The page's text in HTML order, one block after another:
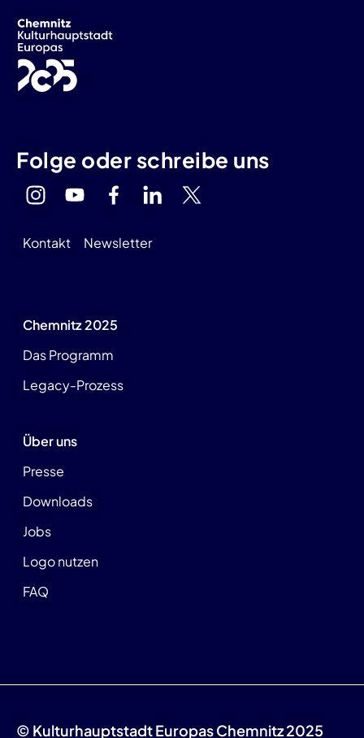
Folge oder schreibe uns
Kontakt Newsletter
Chemnitz 2025
Das Programm
Legacy-Prozess
Über uns
Presse
Downloads
Jobs
Logo nutzen
FAQ
© Kulturhauptstadt Europas Chemnitz 2025